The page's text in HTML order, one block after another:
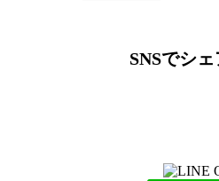
SNSでシェ